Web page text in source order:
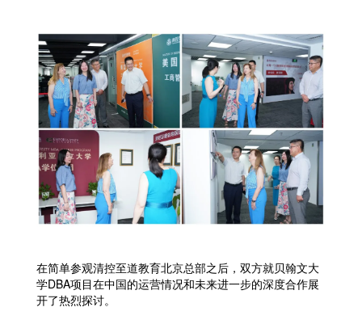
在简单参观清控至道教育北京总部之后，双方就贝翰文大
学DBA项目在中国的运营情况和未来进一步的深度合作展
开了热烈探讨。